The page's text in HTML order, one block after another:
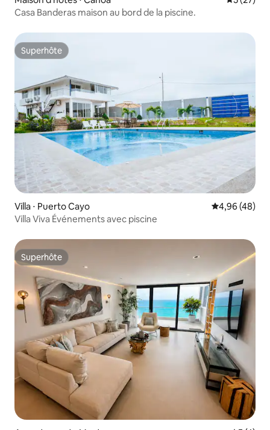
Casa Banderas maison au bord de la piscine.
Superhôte
Superhôte
Villa ⋅ Puerto Cayo Évaluation
4,96 (48)
Villa Viva Événements avec piscine
Superhôte
Superhôte